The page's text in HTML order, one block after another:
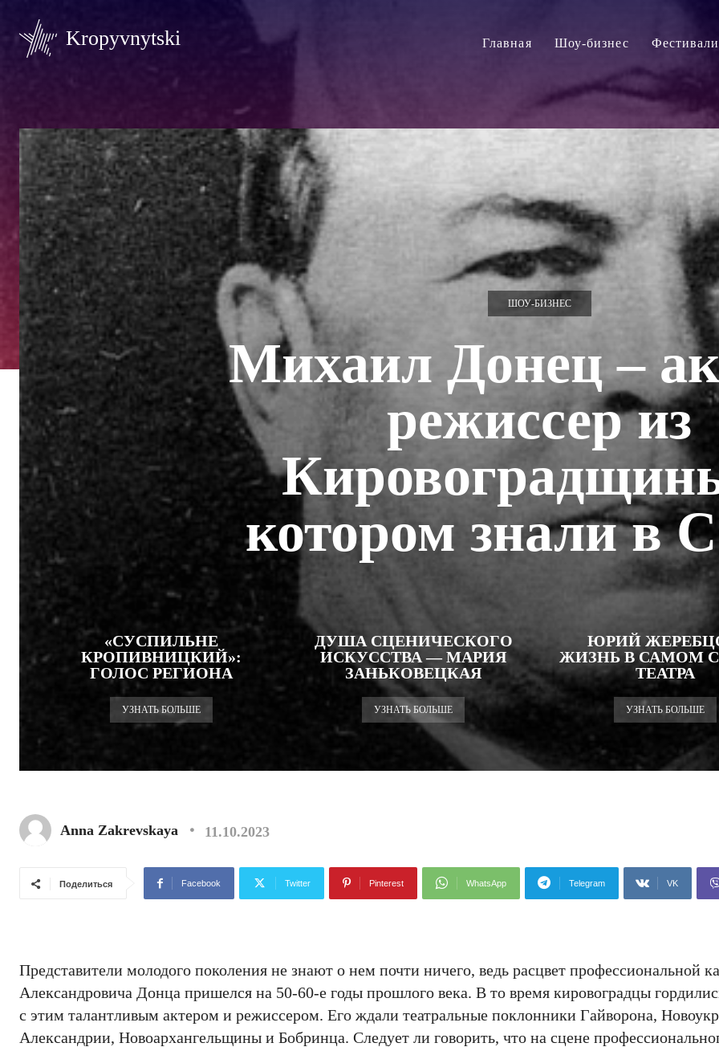
Kropyvnytski Главная Шоу-бизнес Фестивали
ШОУ-БИЗНЕС
Михаил Донец –
режиссер из
котором знали в
«СУСПИЛЬНЕ
КРОПИВНИЦКИЙ»:
ГОЛОС РЕГИОНА
УЗНАТЬ БОЛЬШЕ
ДУША СЦЕНИЧЕСКОГО
ИСКУССТВА — МАРИЯ
ЗАНЬКОВЕЦКАЯ
УЗНАТЬ БОЛЬШЕ
ЮРИЙ
ЖИЗНЬ В САМОМ
ТЕАТРА
УЗНАТЬ БОЛЬШЕ
Anna Zakrevskaya 11.10.2023
Поделиться Facebook Twitter Pinterest WhatsApp Telegram VK
Представители молодого поколения не знают о нем почти ничего, ведь расцвет профессиональной
Александровича Донца пришелся на 50-60-е годы прошлого века. В то время кировоградцы
с этим талантливым актером и режиссером. Его ждали театральные поклонники Гайворона,
Александрии, Новоархангельщины и Бобринца. Следует ли говорить, что на сцене